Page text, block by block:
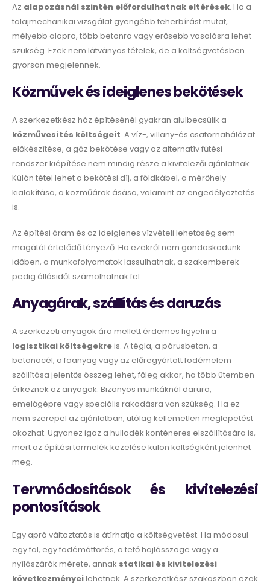
Az alapozásnál szintén előfordulhatnak eltérések. Ha a
talajmechanikai vizsgálat gyengébb teherbírást mutat,
mélyebb alapra, több betonra vagy erősebb vasalásra lehet
szükség. Ezek nem látványos tételek, de a költségvetésben
gyorsan megjelennek.
Közművek és ideiglenes bekötések
A szerkezetkész ház építésénél gyakran alulbecsülik a
közművesítés költségeit. A víz-, villany-és csatornahálózat
előkészítése, a gáz bekötése vagy az alternatív fűtési
rendszer kiépítése nem mindig része a kivitelezői ajánlatnak.
Külön tétel lehet a bekötési díj, a földkábel, a mérőhely
kialakítása, a közműárok ásása, valamint az engedélyeztetés
is.
Az építési áram és az ideiglenes vízvételi lehetőség sem
magától értetődő tényező. Ha ezekről nem gondoskodunk
időben, a munkafolyamatok lassulhatnak, a szakemberek
pedig állásidőt számolhatnak fel.
Anyagárak, szállítás és daruzás
A szerkezeti anyagok ára mellett érdemes figyelni a
logisztikai költségekreis. A tégla, a pórusbeton, a
betonacél, a faanyag vagy az előregyártott födémelem
szállítása jelentős összeg lehet, főleg akkor, ha több ütemben
érkeznek az anyagok. Bizonyos munkáknál darura,
emelőgépre vagy speciális rakodásra van szükség. Ha ez
nem szerepel az ajánlatban, utólag kellemetlen meglepetést
okozhat. Ugyanez igaz a hulladék konténeres elszállítására is,
mert az építési törmelék kezelése külön költségként jelenhet
meg.
Tervmódosítások és kivitelezési
pontosítások
Egy apró változtatás is átírhatja a költségvetést. Ha módosul
egy fal, egy födémáttörés, a tető hajlásszöge vagy a
nyílászárók mérete, annak statikai és kivitelezési
következményeilehetnek. A szerkezetkész szakaszban ezek